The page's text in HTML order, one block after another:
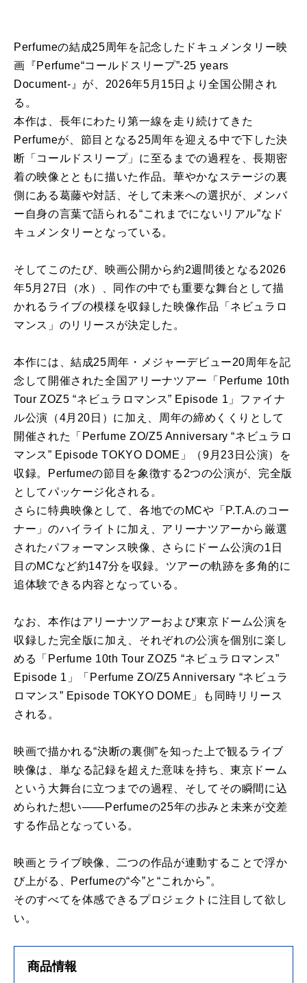
Perfumeの結成25周年を記念したドキュメンタリー映
画『Perfume“コールドスリープ”-25 years
Document-』が、2026年5月15日より全国公開され
る。
本作は、長年にわたり第一線を走り続けてきた
Perfumeが、節目となる25周年を迎える中で下した決
断「コールドスリープ」に至るまでの過程を、長期密
着の映像とともに描いた作品。華やかなステージの裏
側にある葛藤や対話、そして未来への選択が、メンバ
ー自身の言葉で語られる“これまでにないリアル”なド
キュメンタリーとなっている。
そしてこのたび、映画公開から約2週間後となる2026
年5月27日（水）、同作の中でも重要な舞台として描
かれるライブの模様を収録した映像作品「ネビュラロ
マンス」のリリースが決定した。
本作には、結成25周年・メジャーデビュー20周年を記
念して開催された全国アリーナツアー「Perfume 10th
Tour ZOZ5 “ネビュラロマンス” Episode 1」ファイナ
ル公演（4月20日）に加え、周年の締めくくりとして
開催された「Perfume ZO/Z5 Anniversary “ネビュラロ
マンス” Episode TOKYO DOME」（9月23日公演）を
収録。Perfumeの節目を象徴する2つの公演が、完全版
としてパッケージ化される。
さらに特典映像として、各地でのMCや「P.T.A.のコー
ナー」のハイライトに加え、アリーナツアーから厳選
されたパフォーマンス映像、さらにドーム公演の1日
目のMCなど約147分を収録。ツアーの軌跡を多角的に
追体験できる内容となっている。
なお、本作はアリーナツアーおよび東京ドーム公演を
収録した完全版に加え、それぞれの公演を個別に楽し
める「Perfume 10th Tour ZOZ5 “ネビュラロマンス”
Episode 1」「Perfume ZO/Z5 Anniversary “ネビュラ
ロマンス” Episode TOKYO DOME」も同時リリース
される。
映画で描かれる“決断の裏側”を知った上で観るライブ
映像は、単なる記録を超えた意味を持ち、東京ドーム
という大舞台に立つまでの過程、そしてその瞬間に込
められた想い——Perfumeの25年の歩みと未来が交差
する作品となっている。
映画とライブ映像、二つの作品が連動することで浮か
び上がる、Perfumeの“今”と“これから”。
そのすべてを体感できるプロジェクトに注目して欲し
い。
商品情報